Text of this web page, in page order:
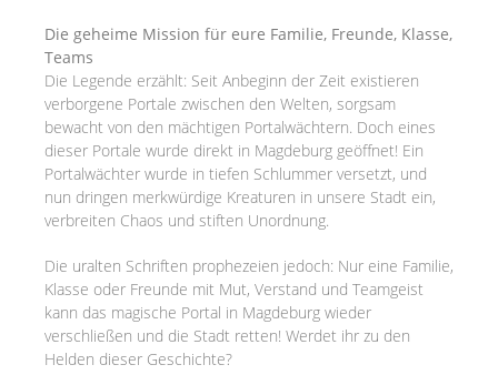
Die geheime Mission für eure Familie, Freunde, Klasse,
Teams
Die Legende erzählt: Seit Anbeginn der Zeit existieren
verborgene Portale zwischen den Welten, sorgsam
bewacht von den mächtigen Portalwächtern. Doch eines
dieser Portale wurde direkt in Magdeburg geöffnet! Ein
Portalwächter wurde in tiefen Schlummer versetzt, und
nun dringen merkwürdige Kreaturen in unsere Stadt ein,
verbreiten Chaos und stiften Unordnung.
Die uralten Schriften prophezeien jedoch: Nur eine Familie,
Klasse oder Freunde mit Mut, Verstand und Teamgeist
kann das magische Portal in Magdeburg wieder
verschließen und die Stadt retten! Werdet ihr zu den
Helden dieser Geschichte?